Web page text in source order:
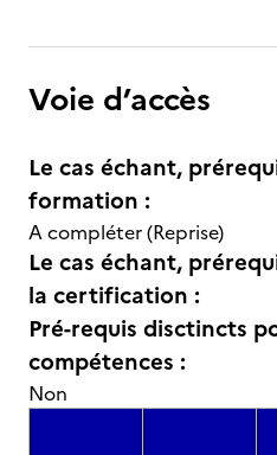
Voie d’accès
Le cas échant,
formation :
A compléter (Reprise)
Le cas échant,
la certification :
Pré-requis disctincts
compétences :
Non